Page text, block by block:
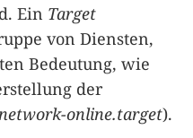
Ein Target
von Diensten,
Bedeutung, wie
der
network-online.target).